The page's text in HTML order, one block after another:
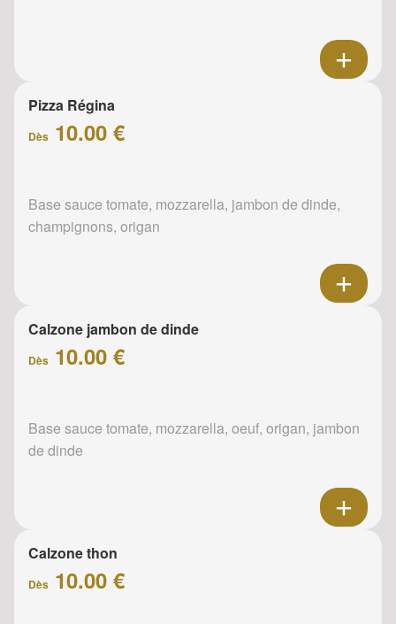
Pizza Régina
Dès 10.00 €
Base sauce tomate, mozzarella, jambon de dinde,
champignons, origan
Calzone jambon de dinde
Dès 10.00 €
Base sauce tomate, mozzarella, oeuf, origan, jambon
de dinde
Calzone thon
Dès 10.00 €